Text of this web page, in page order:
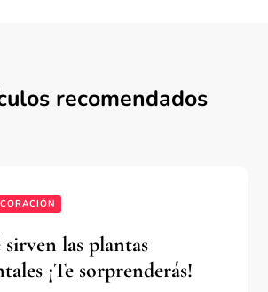
recomendados
sirven las plantas
¡Te sorprenderás!